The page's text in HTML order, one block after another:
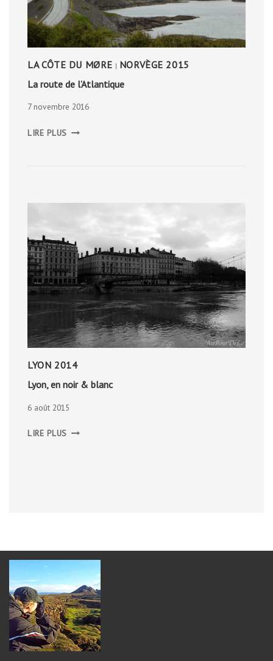
LA CÔTE DU MØRE | NORVÈGE 2015
La route de l’Atlantique
7 novembre 2016
LIRE PLUS ROUTE
LYON 2014
Lyon, en noir & blanc
6 août 2015
LIRE PLUS